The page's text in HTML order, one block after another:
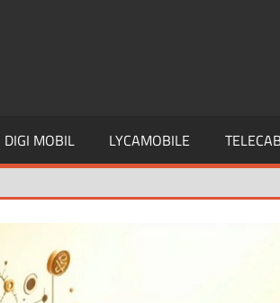
DIGI MOBIL LYCAMOBILE